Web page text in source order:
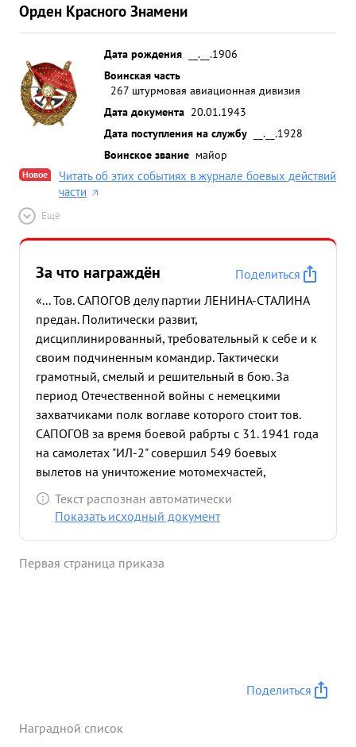
Орден Красного Знамени
Дата рождения
__.__.1906
Воинская часть
267 штурмовая авиационная дивизия
Дата документа 20.01.1943
Дата поступления на службу
__.__.1928
Воинское звание майор
Новое
Читать об этих событиях в журнале боевых действий
части
Ещё
За что награждён
Поделиться
«... Тов. САПОГОВ делу партии ЛЕНИНА-СТАЛИНА
предан. Политически развит,
дисциплинированный, требовательный к себе и к
своим подчиненным командир. Тактически
грамотный, смелый и решительный в бою. За
период Отечественной войны с немецкими
захватчиками полк воглаве которого стоит тов.
САПОГОВ за время боевой рабрты с 31. 1941 года
на самолетах "ИЛ-2" совершил 549 боевых
вылетов на уничтожение мотомехчастей,
материальной части на аэродромах, переправу,
огневых средств на поле боях и живой силы
автомашин с войсками и грузами - 1622, полевых
противника. в воздушных боях уничтожено -
произвел 14 успешных боевых вылетов на
Текст распознан автоматически
Показать исходный документ
Первая страница приказа
Поделиться
Наградной список